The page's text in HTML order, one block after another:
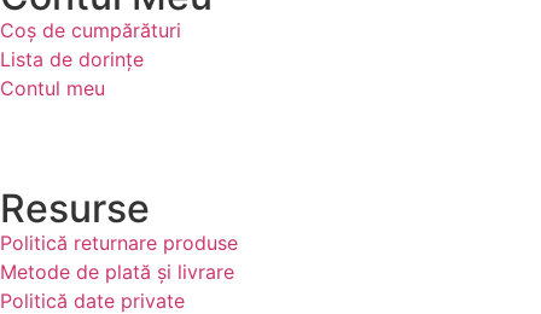
Coș de cumpărături
Lista de dorințe
Contul meu
Resurse
Politică returnare produse
Metode de plată și livrare
Politică date private